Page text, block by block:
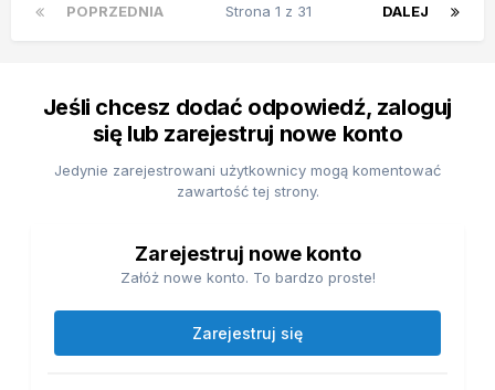
POPRZEDNIA DALEJ
Strona 1 z 31
Jeśli chcesz dodać odpowiedź, zaloguj
się lub zarejestruj nowe konto
Jedynie zarejestrowani użytkownicy mogą komentować
zawartość tej strony.
Zarejestruj nowe konto
Załóż nowe konto. To bardzo proste!
Zarejestruj się